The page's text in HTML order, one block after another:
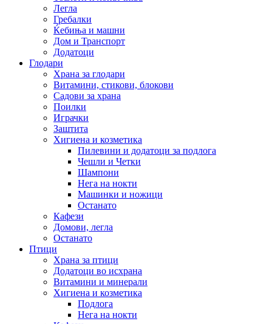
Легла
Гребалки
Ќебиња и машни
Дом и Транспорт
Додатоци
Глодари
Храна за глодари
Витамини, стикови, блокови
Садови за храна
Поилки
Играчки
Заштита
Хигиена и козметика
Пилевини и додатоци за подлога
Чешли и Четки
Шампони
Нега на нокти
Машинки и ножици
Останато
Кафези
Домови, легла
Останато
Птици
Храна за птици
Додатоци во исхрана
Витамини и минерали
Хигиена и козметика
Подлога
Нега на нокти